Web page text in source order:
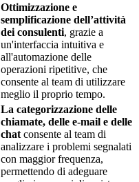
Ottimizzazione e
semplificazione dell’attività
dei consulenti, grazie a
un'interfaccia intuitiva e
all'automazione delle
operazioni ripetitive, che
consente al team di utilizzare
meglio il proprio tempo.
La categorizzazione delle
chiamate, delle e-mail e delle
chat consente al team di
analizzare i problemi segnalati
con maggior frequenza,
permettendo di adeguare